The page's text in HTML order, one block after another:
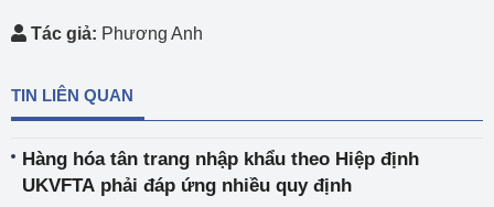
Tác giả: Phương Anh
TIN LIÊN QUAN
Hàng hóa tân trang nhập khẩu theo Hiệp định
UKVFTA phải đáp ứng nhiều quy định